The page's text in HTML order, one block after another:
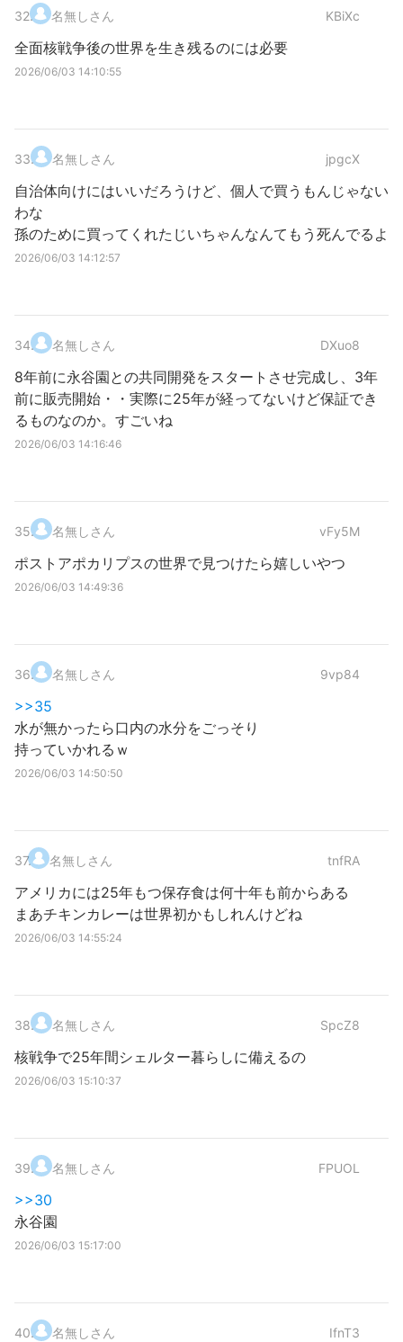
32. 名無しさん KBiXc
全面核戦争後の世界を生き残るのには必要
2026/06/03 14:10:55
33. 名無しさん jpgcX
自治体向けにはいいだろうけど、個人で買うもんじゃない
わな
孫のために買ってくれたじいちゃんなんてもう死んでるよ
2026/06/03 14:12:57
34. 名無しさん DXuo8
8年前に永谷園との共同開発をスタートさせ完成し、3年
前に販売開始・・実際に25年が経ってないけど保証でき
るものなのか。すごいね
2026/06/03 14:16:46
35. 名無しさん vFy5M
ポストアポカリプスの世界で見つけたら嬉しいやつ
2026/06/03 14:49:36
36. 名無しさん 9vp84
>>35
水が無かったら口内の水分をごっそり
持っていかれるｗ
2026/06/03 14:50:50
37. 名無しさん tnfRA
アメリカには25年もつ保存食は何十年も前からある
まあチキンカレーは世界初かもしれんけどね
2026/06/03 14:55:24
38. 名無しさん SpcZ8
核戦争で25年間シェルター暮らしに備えるの
2026/06/03 15:10:37
39. 名無しさん FPUOL
>>30
永谷園
2026/06/03 15:17:00
40. 名無しさん IfnT3